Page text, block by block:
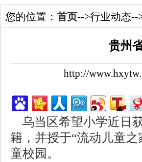
您的位置： 首页-->行业动态--
贵州
http://
乌当区希望小学近日
籍，并授于“流动儿童
童校园。